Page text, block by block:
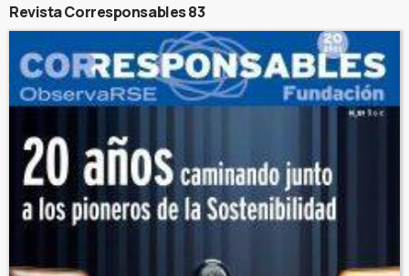
Revista Corresponsables 83